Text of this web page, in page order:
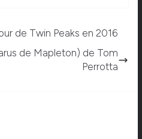
de Twin Peaks en 2016
de Mapleton) de Tom
Perrotta